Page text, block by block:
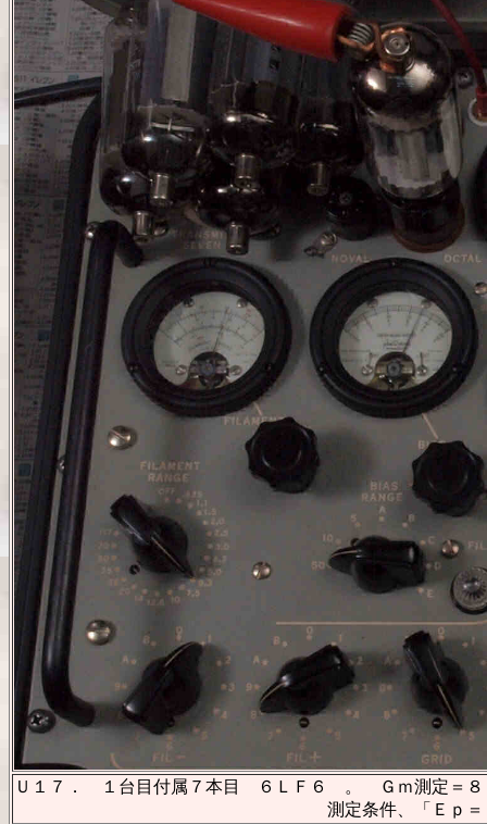
Ｕ１７． １台目付属７本目 ６ＬＦ６ 。 Ｇｍ測定＝８
測定条件、「Ｅｐ＝Ｅｓｇ＝１６０Ｖ、